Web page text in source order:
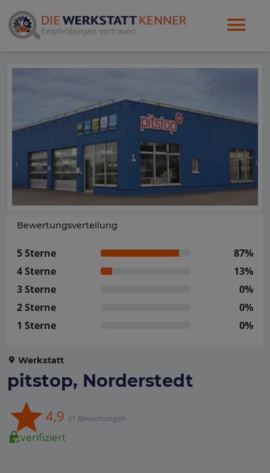
Bewertungsverteilung
5 Sterne
87%
4 Sterne
13%
3 Sterne
0%
2 Sterne
0%
1 Sterne
0%
Werkstatt
pitstop, Norderstedt
4,9 31 Bewertungen
verifiziert